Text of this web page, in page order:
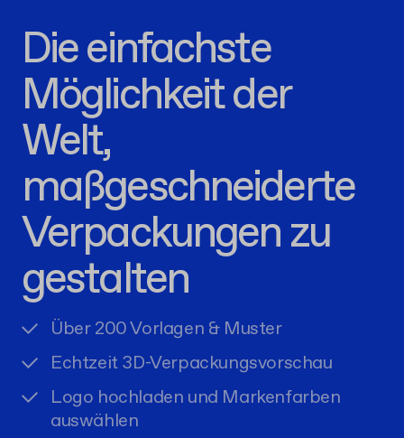
Die einfachste
Möglichkeit der
Welt,
maßgeschneiderte
Verpackungen zu
gestalten
Über 200 Vorlagen & Muster
Echtzeit 3D-Verpackungsvorschau
Logo hochladen und Markenfarben
auswählen